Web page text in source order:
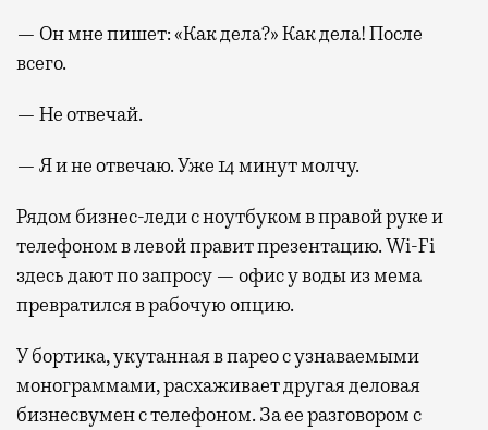
— Он мне пишет: «Как дела?» Как дела! После
всего.
— Не отвечай.
— Я и не отвечаю. Уже 14 минут молчу.
Рядом бизнес-леди с ноутбуком в правой руке и
телефоном в левой правит презентацию. Wi-Fi
здесь дают по запросу — офис у воды из мема
превратился в рабочую опцию.
У бортика, укутанная в парео с узнаваемыми
монограммами, расхаживает другая деловая
бизнесвумен с телефоном. За ее разговором с